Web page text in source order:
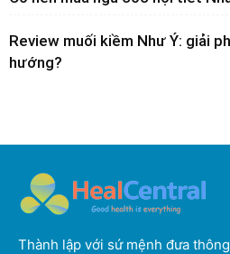
Review muối kiềm Như Ý: giải
hướng?
Thành lập với sứ mệnh đưa